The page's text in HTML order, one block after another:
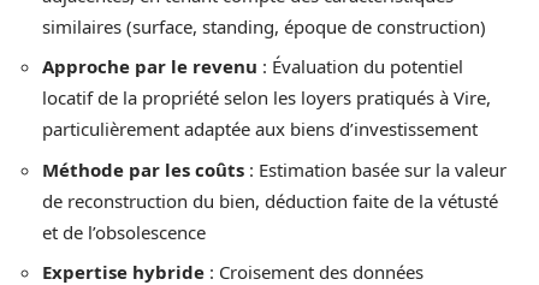
similaires (surface, standing, époque de construction)
Approche par le revenu : Évaluation du potentiel
locatif de la propriété selon les loyers pratiqués à Vire,
particulièrement adaptée aux biens d’investissement
Méthode par les coûts : Estimation basée sur la valeur
de reconstruction du bien, déduction faite de la vétusté
et de l’obsolescence
Expertise hybride : Croisement des données